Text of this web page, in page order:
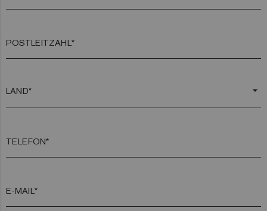
POSTLEITZAHL*
arrow_drop_down
TELEFON*
E-MAIL*